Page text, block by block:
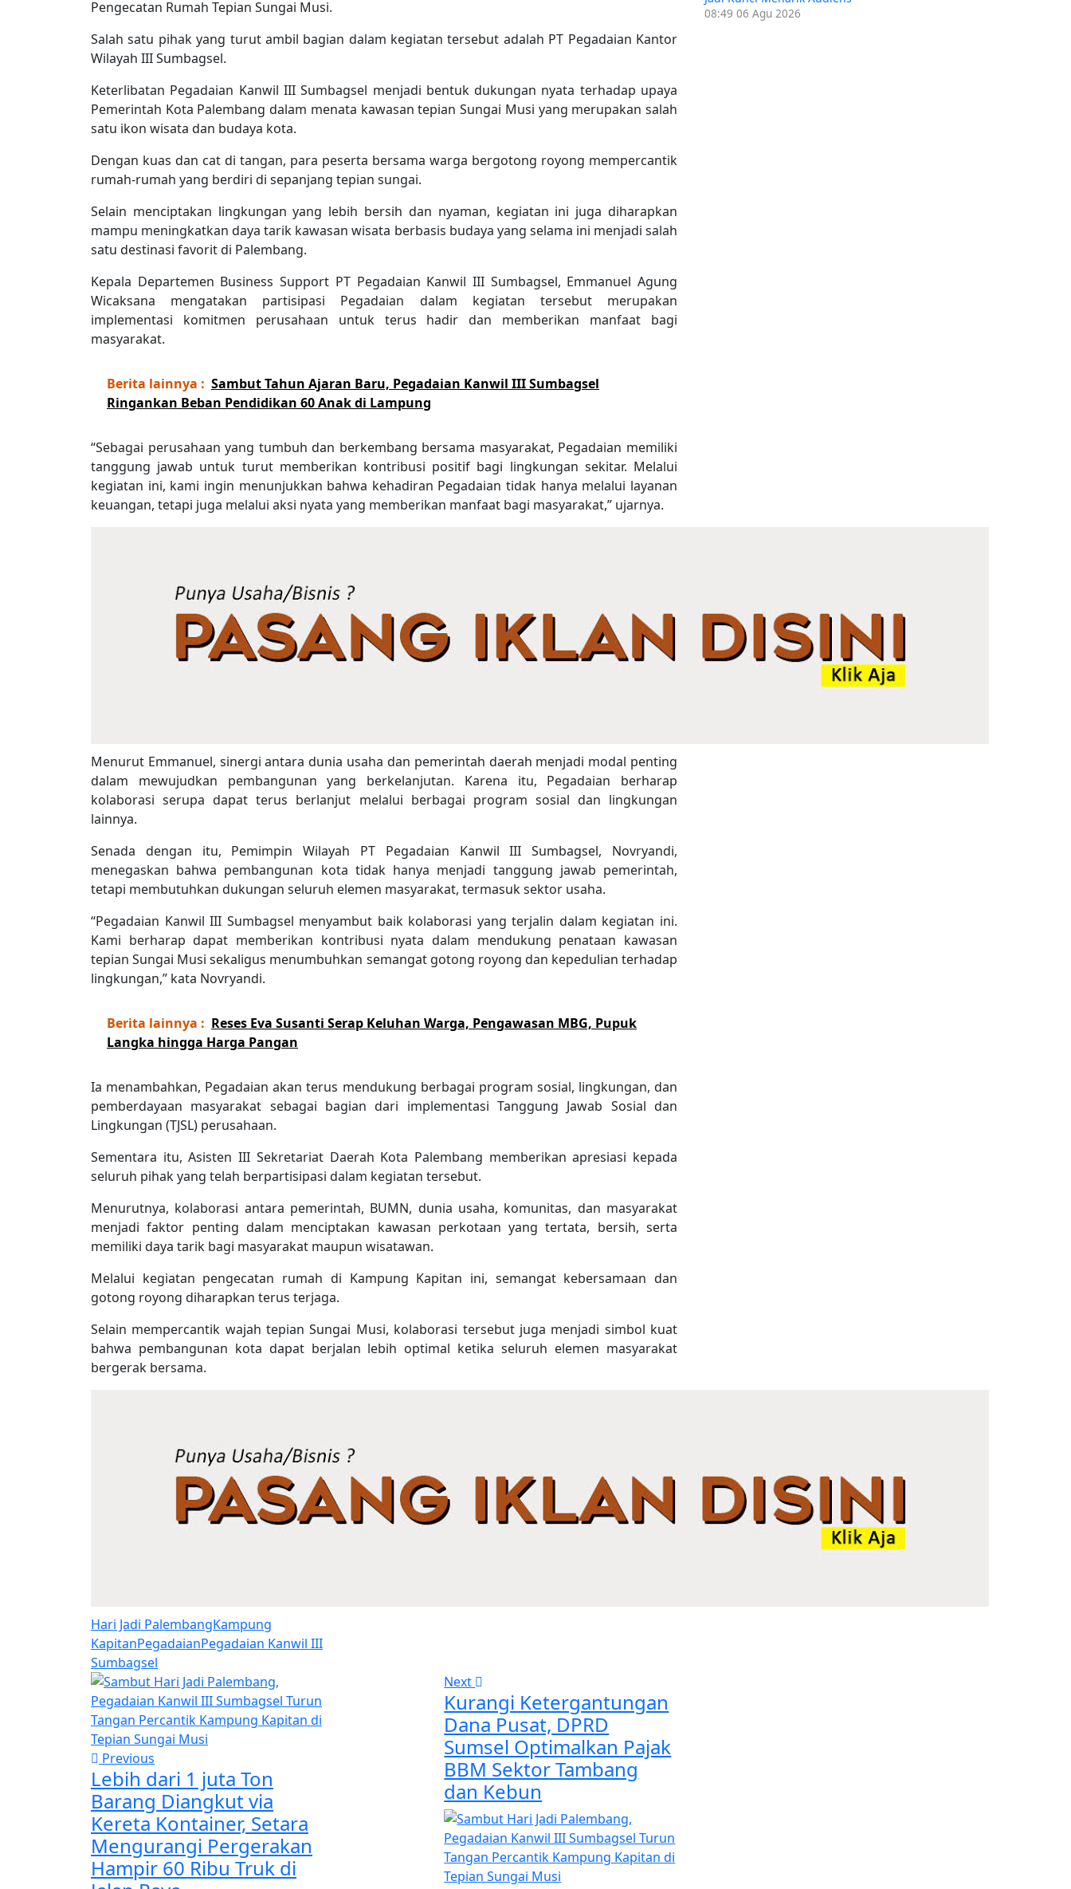
Pengecatan Rumah Tepian Sungai Musi.
Salah satu pihak yang turut ambil bagian dalam kegiatan tersebut adalah PT Pegadaian Kantor
Wilayah III Sumbagsel.
Keterlibatan Pegadaian Kanwil III Sumbagsel menjadi bentuk dukungan nyata terhadap upaya
Pemerintah Kota Palembang dalam menata kawasan tepian Sungai Musi yang merupakan salah
satu ikon wisata dan budaya kota.
Dengan kuas dan cat di tangan, para peserta bersama warga bergotong royong mempercantik
rumah-rumah yang berdiri di sepanjang tepian sungai.
Selain menciptakan lingkungan yang lebih bersih dan nyaman, kegiatan ini juga diharapkan
mampu meningkatkan daya tarik kawasan wisata berbasis budaya yang selama ini menjadi salah
satu destinasi favorit di Palembang.
Kepala Departemen Business Support PT Pegadaian Kanwil III Sumbagsel, Emmanuel Agung
Wicaksana mengatakan partisipasi Pegadaian dalam kegiatan tersebut merupakan
implementasi komitmen perusahaan untuk terus hadir dan memberikan manfaat bagi
masyarakat.
Berita lainnya : Sambut Tahun Ajaran Baru, Pegadaian Kanwil III Sumbagsel
Ringankan Beban Pendidikan 60 Anak di Lampung
“Sebagai perusahaan yang tumbuh dan berkembang bersama masyarakat, Pegadaian memiliki
tanggung jawab untuk turut memberikan kontribusi positif bagi lingkungan sekitar. Melalui
kegiatan ini, kami ingin menunjukkan bahwa kehadiran Pegadaian tidak hanya melalui layanan
keuangan, tetapi juga melalui aksi nyata yang memberikan manfaat bagi masyarakat,” ujarnya.
Menurut Emmanuel, sinergi antara dunia usaha dan pemerintah daerah menjadi modal penting
dalam mewujudkan pembangunan yang berkelanjutan. Karena itu, Pegadaian berharap
kolaborasi serupa dapat terus berlanjut melalui berbagai program sosial dan lingkungan
lainnya.
Senada dengan itu, Pemimpin Wilayah PT Pegadaian Kanwil III Sumbagsel, Novryandi,
menegaskan bahwa pembangunan kota tidak hanya menjadi tanggung jawab pemerintah,
tetapi membutuhkan dukungan seluruh elemen masyarakat, termasuk sektor usaha.
“Pegadaian Kanwil III Sumbagsel menyambut baik kolaborasi yang terjalin dalam kegiatan ini.
Kami berharap dapat memberikan kontribusi nyata dalam mendukung penataan kawasan
tepian Sungai Musi sekaligus menumbuhkan semangat gotong royong dan kepedulian terhadap
lingkungan,” kata Novryandi.
Berita lainnya : Reses Eva Susanti Serap Keluhan Warga, Pengawasan MBG, Pupuk
Langka hingga Harga Pangan
Ia menambahkan, Pegadaian akan terus mendukung berbagai program sosial, lingkungan, dan
pemberdayaan masyarakat sebagai bagian dari implementasi Tanggung Jawab Sosial dan
Lingkungan (TJSL) perusahaan.
Sementara itu, Asisten III Sekretariat Daerah Kota Palembang memberikan apresiasi kepada
seluruh pihak yang telah berpartisipasi dalam kegiatan tersebut.
Menurutnya, kolaborasi antara pemerintah, BUMN, dunia usaha, komunitas, dan masyarakat
menjadi faktor penting dalam menciptakan kawasan perkotaan yang tertata, bersih, serta
memiliki daya tarik bagi masyarakat maupun wisatawan.
Melalui kegiatan pengecatan rumah di Kampung Kapitan ini, semangat kebersamaan dan
gotong royong diharapkan terus terjaga.
Selain mempercantik wajah tepian Sungai Musi, kolaborasi tersebut juga menjadi simbol kuat
bahwa pembangunan kota dapat berjalan lebih optimal ketika seluruh elemen masyarakat
bergerak bersama.
Hari Jadi PalembangKampung
KapitanPegadaianPegadaian Kanwil III
Sumbagsel
Previous
Lebih dari 1 juta Ton
Barang Diangkut via
Kereta Kontainer, Setara
Mengurangi Pergerakan
Hampir 60 Ribu Truk di
Next
Kurangi Ketergantungan
Dana Pusat, DPRD
Sumsel Optimalkan Pajak
BBM Sektor Tambang
dan Kebun
08:49 06 Agu 2026